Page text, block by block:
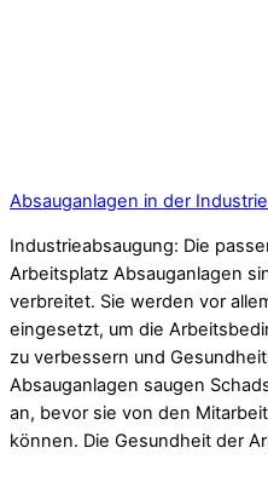
Absauganlagen in der
Industrieabsaugung: Die
Arbeitsplatz Absauganlagen
verbreitet. Sie werden vor
eingesetzt, um die
zu verbessern und
Absauganlagen saugen
an, bevor sie von den
können. Die Gesundheit der